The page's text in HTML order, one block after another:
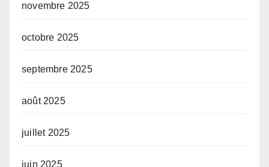
novembre 2025
octobre 2025
septembre 2025
août 2025
juillet 2025
juin 2025